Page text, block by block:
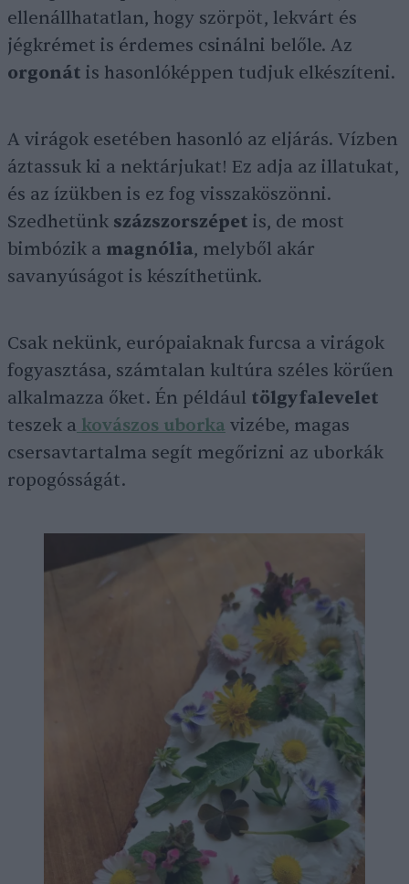
ellenállhatatlan, hogy szörpöt, lekvárt és
jégkrémet is érdemes csinálni belőle. Az
orgonát is hasonlóképpen tudjuk elkészíteni.
A virágok esetében hasonló az eljárás. Vízben
áztassuk ki a nektárjukat! Ez adja az illatukat,
és az ízükben is ez fog visszaköszönni.
Szedhetünk százszorszépet is, de most
bimbózik a magnólia, melyből akár
savanyúságot is készíthetünk.
Csak nekünk, európaiaknak furcsa a virágok
fogyasztása, számtalan kultúra széles körűen
alkalmazza őket. Én például tölgyfalevelet
teszek a kovászos uborka vizébe, magas
csersavtartalma segít megőrizni az uborkák
ropogósságát.